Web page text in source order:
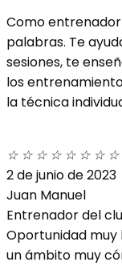
Como
palabras. Te
sesiones, te
los
la técnica
☆ ☆ ☆ ☆ ☆ ☆ ☆ ☆
2 de junio de 2023
Juan Manuel
Entrenador del
Oportunidad
un ámbito muy